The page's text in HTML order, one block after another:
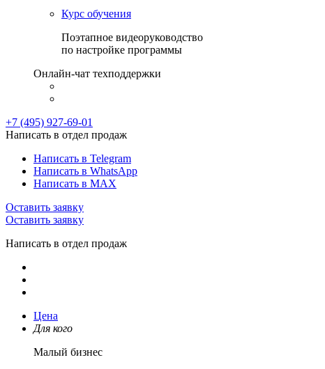
Курс обучения
Поэтапное видеоруководство
по настройке программы
Онлайн-чат техподдержки
+7 (495) 927-69-01
Написать в отдел продаж
Написать в Telegram
Написать в WhatsApp
Написать в MAX
Оставить заявку
Оставить заявку
Написать в отдел продаж
Цена
Для кого
Малый бизнес